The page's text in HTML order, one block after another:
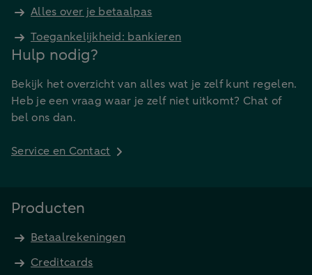
Alles over je betaalpas
Toegankelijkheid: bankieren
Hulp nodig?
Bekijk het overzicht van alles wat je zelf kunt regelen.
Heb je een vraag waar je zelf niet uitkomt? Chat of
bel ons dan.
Service en Contact
Producten
Betaalrekeningen
Creditcards